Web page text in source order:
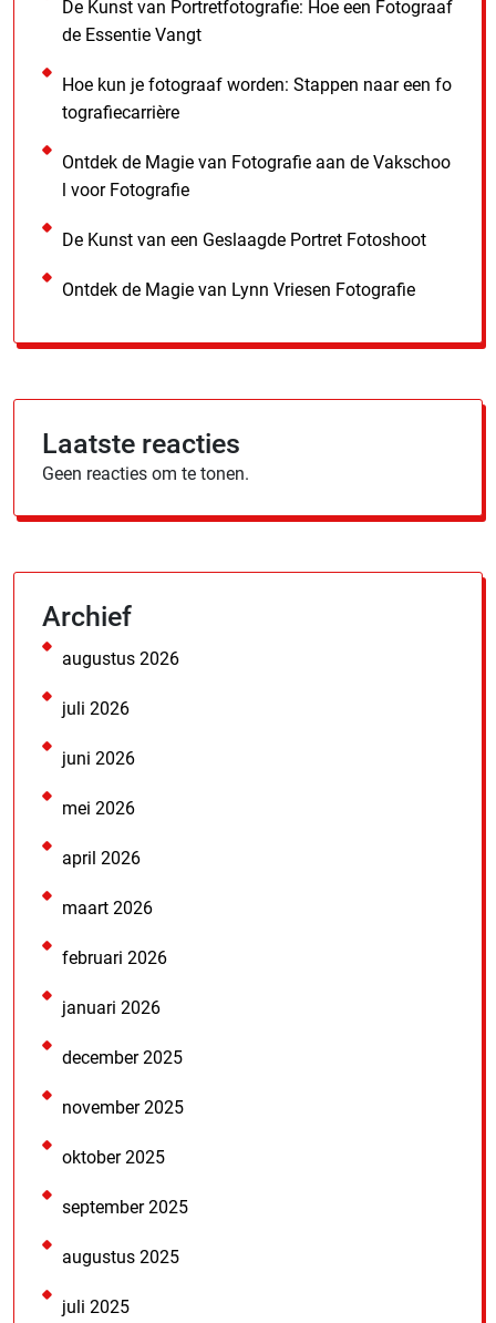
De Kunst van Portretfotografie: Hoe een Fotograaf
de Essentie Vangt
Hoe kun je fotograaf worden: Stappen naar een fo
tografiecarrière
Ontdek de Magie van Fotografie aan de Vakschoo
l voor Fotografie
De Kunst van een Geslaagde Portret Fotoshoot
Ontdek de Magie van Lynn Vriesen Fotografie
Laatste reacties
Geen reacties om te tonen.
Archief
augustus 2026
juli 2026
juni 2026
mei 2026
april 2026
maart 2026
februari 2026
januari 2026
december 2025
november 2025
oktober 2025
september 2025
augustus 2025
juli 2025